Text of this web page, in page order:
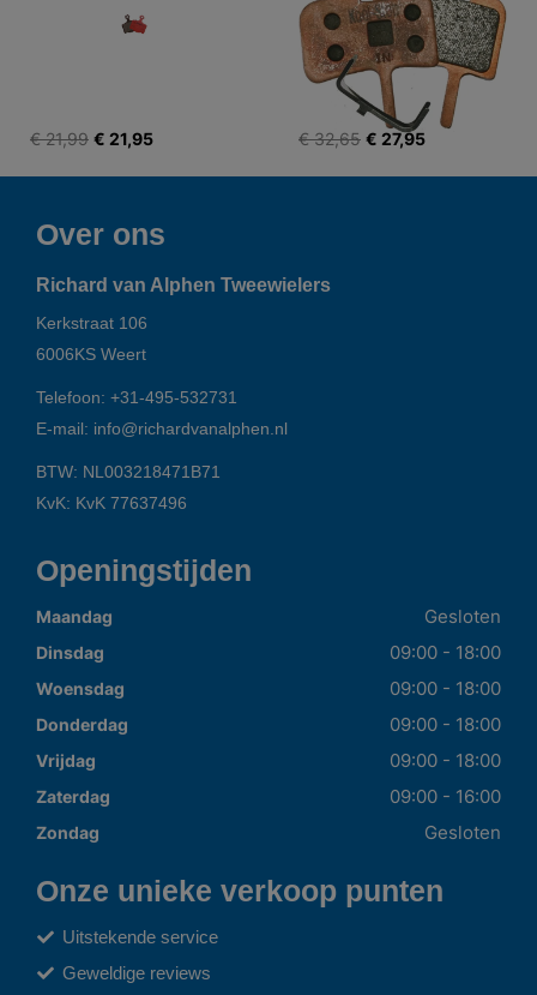
€ 21,99 € 21,95 € 32,65 € 27,95
Over ons
Richard van Alphen Tweewielers
Kerkstraat 106
6006KS Weert
Telefoon: +31-495-532731
E-mail: info@richardvanalphen.nl
BTW: NL003218471B71
KvK: KvK 77637496
Openingstijden
Maandag Gesloten
Dinsdag 09:00 - 18:00
Woensdag 09:00 - 18:00
Donderdag 09:00 - 18:00
Vrijdag 09:00 - 18:00
Zaterdag 09:00 - 16:00
Zondag Gesloten
Onze unieke verkoop punten
Uitstekende service
Geweldige reviews